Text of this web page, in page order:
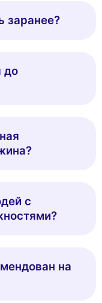
заранее?
до
с
на